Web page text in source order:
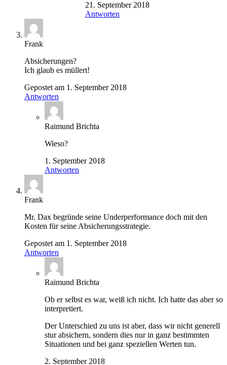
21. September 2018
Antworten
Frank
Absicherungen?
Ich glaub es müllert!
Gepostet am 1. September 2018
Antworten
Raimund Brichta
Wieso?
1. September 2018
Antworten
Frank
Mr. Dax begründe seine Underperformance doch mit den
Kosten für seine Absicherungsstrategie.
Gepostet am 1. September 2018
Antworten
Raimund Brichta
Ob er selbst es war, weiß ich nicht. Ich hatte das aber so
interpretiert.
Der Unterschied zu uns ist aber, dass wir nicht generell
stur absichern, sondern dies nur in ganz bestimmten
Situationen und bei ganz speziellen Werten tun.
2. September 2018